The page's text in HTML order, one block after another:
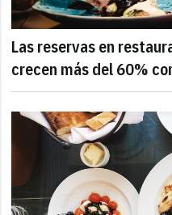
Las reservas en
crecen más del 60%